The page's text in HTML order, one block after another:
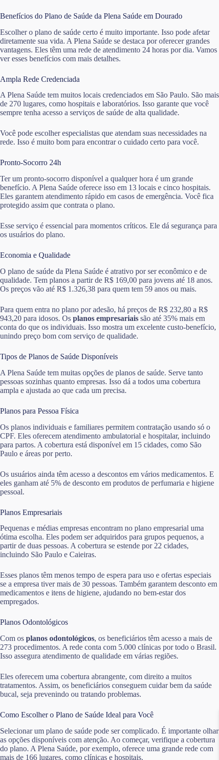
Benefícios do Plano de Saúde da Plena Saúde em Dourado
Escolher o plano de saúde certo é muito importante. Isso pode afetar
diretamente sua vida. A Plena Saúde se destaca por oferecer grandes
vantagens. Eles têm uma rede de atendimento 24 horas por dia. Vamos
ver esses benefícios com mais detalhes.
Ampla Rede Credenciada
A Plena Saúde tem muitos locais credenciados em São Paulo. São mais
de 270 lugares, como hospitais e laboratórios. Isso garante que você
sempre tenha acesso a serviços de saúde de alta qualidade.
Você pode escolher especialistas que atendam suas necessidades na
rede. Isso é muito bom para encontrar o cuidado certo para você.
Pronto-Socorro 24h
Ter um pronto-socorro disponível a qualquer hora é um grande
benefício. A Plena Saúde oferece isso em 13 locais e cinco hospitais.
Eles garantem atendimento rápido em casos de emergência. Você fica
protegido assim que contrata o plano.
Esse serviço é essencial para momentos críticos. Ele dá segurança para
os usuários do plano.
Economia e Qualidade
O plano de saúde da Plena Saúde é atrativo por ser econômico e de
qualidade. Tem planos a partir de R$ 169,00 para jovens até 18 anos.
Os preços vão até R$ 1.326,38 para quem tem 59 anos ou mais.
Para quem entra no plano por adesão, há preços de R$ 232,80 a R$
943,20 para idosos. Os planos empresariais são até 35% mais em
conta do que os individuais. Isso mostra um excelente custo-benefício,
unindo preço bom com serviço de qualidade.
Tipos de Planos de Saúde Disponíveis
A Plena Saúde tem muitas opções de planos de saúde. Serve tanto
pessoas sozinhas quanto empresas. Isso dá a todos uma cobertura
ampla e ajustada ao que cada um precisa.
Planos para Pessoa Física
Os planos individuais e familiares permitem contratação usando só o
CPF. Eles oferecem atendimento ambulatorial e hospitalar, incluindo
para partos. A cobertura está disponível em 15 cidades, como São
Paulo e áreas por perto.
Os usuários ainda têm acesso a descontos em vários medicamentos. E
eles ganham até 5% de desconto em produtos de perfumaria e higiene
pessoal.
Planos Empresariais
Pequenas e médias empresas encontram no plano empresarial uma
ótima escolha. Eles podem ser adquiridos para grupos pequenos, a
partir de duas pessoas. A cobertura se estende por 22 cidades,
incluindo São Paulo e Caieiras.
Esses planos têm menos tempo de espera para uso e ofertas especiais
se a empresa tiver mais de 30 pessoas. Também garantem desconto em
medicamentos e itens de higiene, ajudando no bem-estar dos
empregados.
Planos Odontológicos
Com os planos odontológicos, os beneficiários têm acesso a mais de
273 procedimentos. A rede conta com 5.000 clínicas por todo o Brasil.
Isso assegura atendimento de qualidade em várias regiões.
Eles oferecem uma cobertura abrangente, com direito a muitos
tratamentos. Assim, os beneficiários conseguem cuidar bem da saúde
bucal, seja prevenindo ou tratando problemas.
Como Escolher o Plano de Saúde Ideal para Você
Selecionar um plano de saúde pode ser complicado. É importante olhar
as opções disponíveis com atenção. Ao começar, verifique a cobertura
do plano. A Plena Saúde, por exemplo, oferece uma grande rede com
mais de 166 lugares, como clínicas e hospitais.